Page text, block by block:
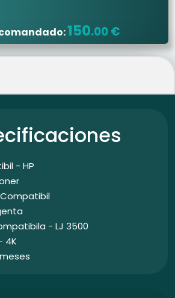
150.00 €
- HP
- LJ 3500
4K